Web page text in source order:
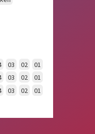
03 02 01
03 02 01
03 02
01